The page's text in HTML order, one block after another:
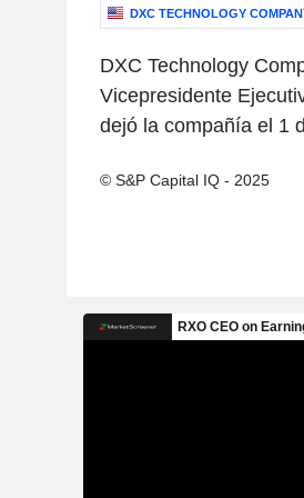
DXC TECHNOLOGY
DXC Technology
Vicepresidente
dejó la compañía el 1
© S&P Capital IQ - 2025